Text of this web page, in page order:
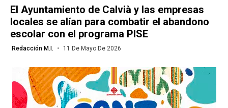
El Ayuntamiento de Calvià y las empresas
locales se alían para combatir el abandono
escolar con el programa PISE
Redacción M.I. 11 De Mayo De 2026